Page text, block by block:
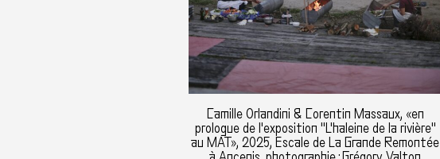
Camille Orlandini & Corentin Massaux, «en
prologue de l'exposition "L'haleine de la rivière"
au MAT», 2025, Escale de La Grande Remontée